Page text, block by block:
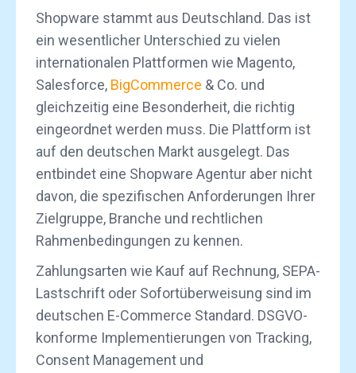
Shopware stammt aus Deutschland. Das ist
ein wesentlicher Unterschied zu vielen
internationalen Plattformen wie Magento,
Salesforce, BigCommerce & Co. und
gleichzeitig eine Besonderheit, die richtig
eingeordnet werden muss. Die Plattform ist
auf den deutschen Markt ausgelegt. Das
entbindet eine Shopware Agentur aber nicht
davon, die spezifischen Anforderungen Ihrer
Zielgruppe, Branche und rechtlichen
Rahmenbedingungen zu kennen.
Zahlungsarten wie Kauf auf Rechnung, SEPA-
Lastschrift oder Sofortüberweisung sind im
deutschen E-Commerce Standard. DSGVO-
konforme Implementierungen von Tracking,
Consent Management und